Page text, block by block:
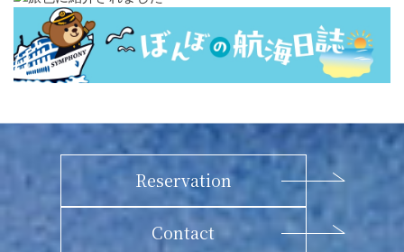
Reservation
Contact